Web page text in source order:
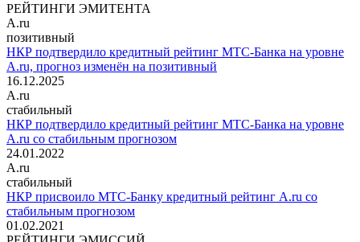
РЕЙТИНГИ ЭМИТЕНТА
A.ru
позитивный
НКР подтвердило кредитный рейтинг МТС-Банка на уровне
A.ru, прогноз изменён на позитивный
16.12.2025
A.ru
стабильный
НКР подтвердило кредитный рейтинг МТС-Банка на уровне
A.ru со стабильным прогнозом
24.01.2022
A.ru
стабильный
НКР присвоило МТС-Банку кредитный рейтинг A.ru со
стабильным прогнозом
01.02.2021